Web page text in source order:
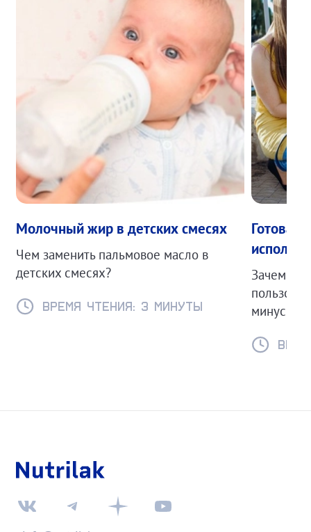
Молочный жир в детских смесях
Чем заменить пальмовое масло в
детских смесях?
Время чтения: 3 минуты
Готовая
Зачем
минусы